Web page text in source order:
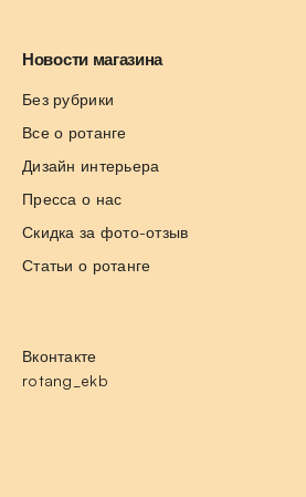
Новости магазина
Без рубрики
Все о ротанге
Дизайн интерьера
Пресса о нас
Скидка за фото-отзыв
Статьи о ротанге
Вконтакте
rotang_ekb